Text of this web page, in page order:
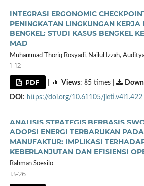
INTEGRASI ERGONOMIC
PENINGKATAN LINGKUNGAN KERJA
BENGKEL: STUDI KASUS BENGKEL
MAD
Muhammad Thoriq Rosyadi, Nailul Izzah,
1-12
PDF Views: 85 times |
DOI : https://doi.org/10.61105/jieti.v4i1.422
ANALISIS STRATEGIS BERBASIS
ADOPSI ENERGI TERBARUKAN
MANUFAKTUR: IMPLIKASI
KEBERLANJUTAN DAN EFISIENSI
Rahman Soesilo
13-26